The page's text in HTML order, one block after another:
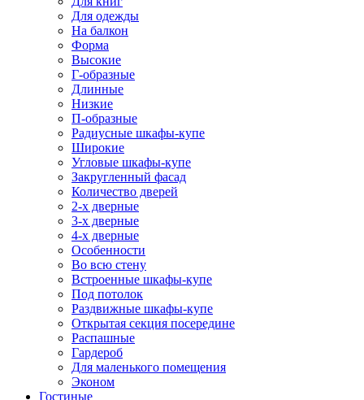
Для одежды
На балкон
Форма
Высокие
Г-образные
Длинные
Низкие
П-образные
Радиусные шкафы-купе
Широкие
Угловые шкафы-купе
Закругленный фасад
Количество дверей
2-х дверные
3-х дверные
4-х дверные
Особенности
Во всю стену
Встроенные шкафы-купе
Под потолок
Раздвижные шкафы-купе
Открытая секция посередине
Распашные
Гардероб
Для маленького помещения
Эконом
Гостиные